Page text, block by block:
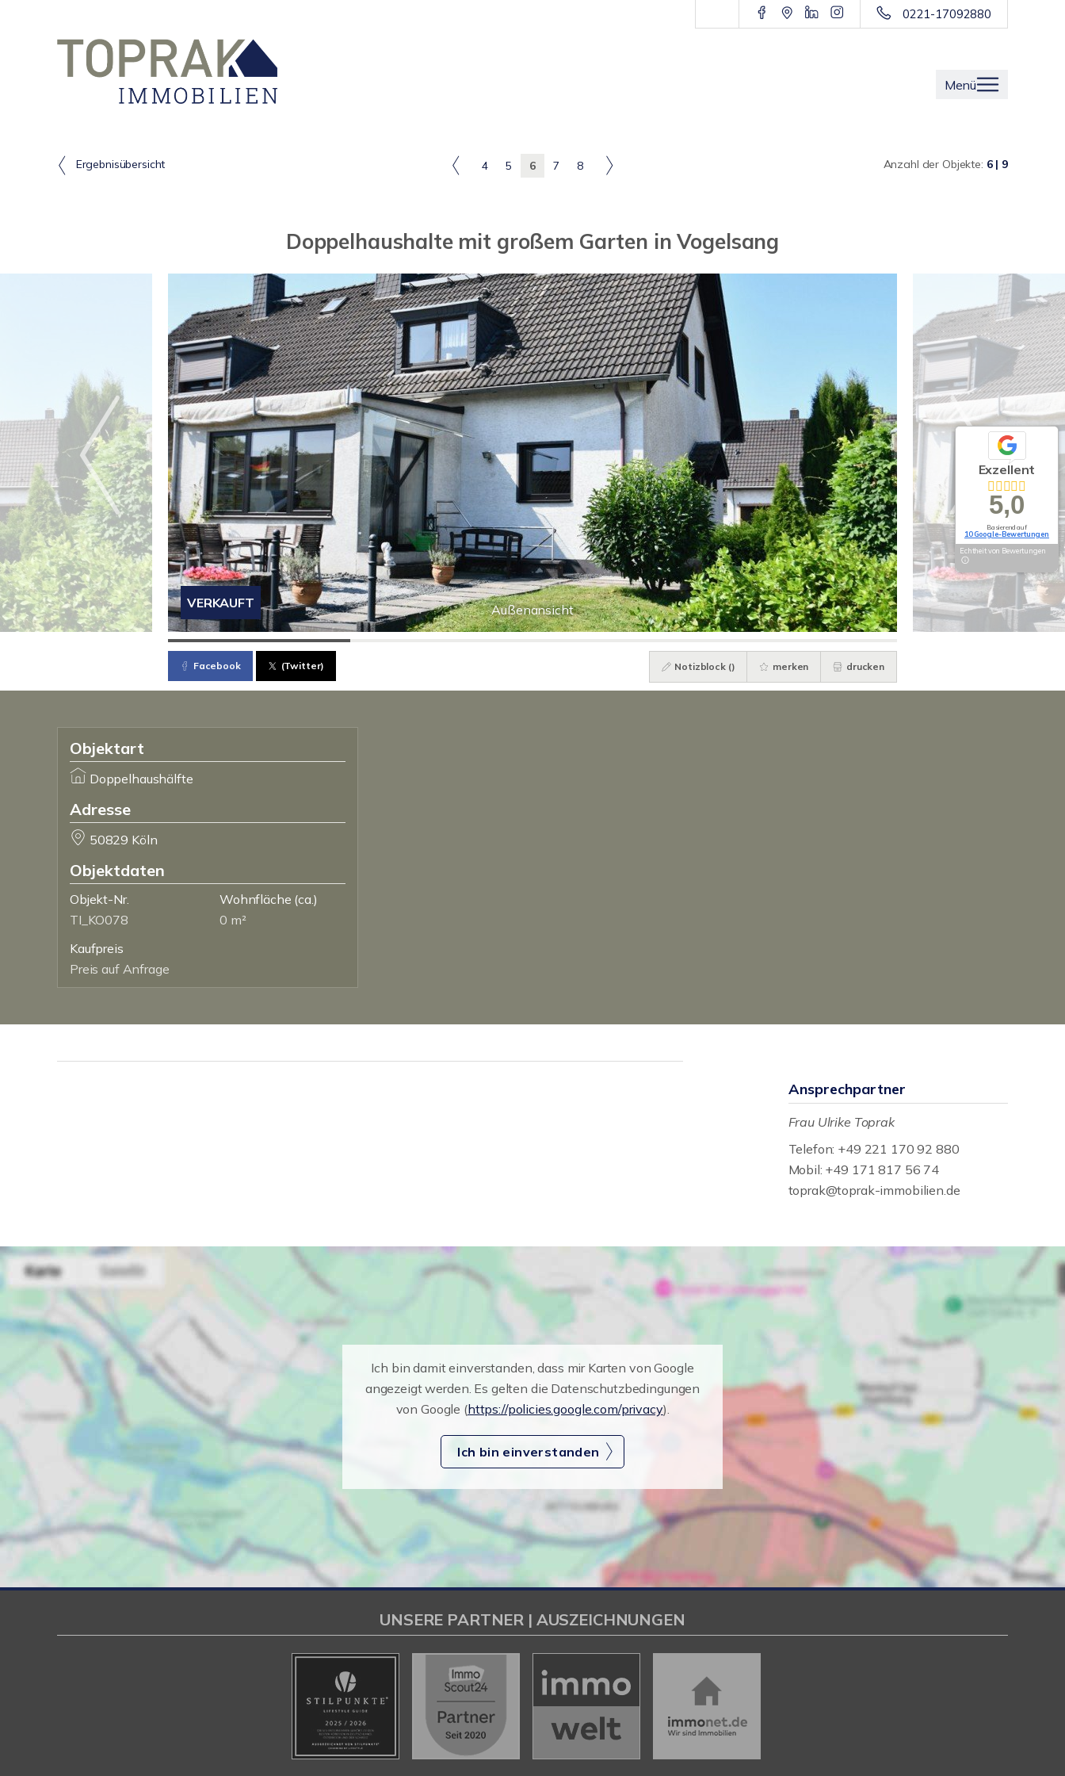
0221-17092880
Menü
Ergebnisübersicht 4 5 6 7 8 Anzahl der Objekte: 6 | 9
Doppelhaushalte mit großem Garten in Vogelsang
Außenansicht
VERKAUFT
Facebook (Twitter) Notizblock () merken drucken
Objektart
Doppelhaushälfte
Adresse
50829 Köln
Objektdaten
Objekt-Nr.
TI_KO078
Wohnfläche (ca.)
0 m²
Kaufpreis
Preis auf Anfrage
Ansprechpartner
Frau Ulrike Toprak
Telefon: +49 221 170 92 880
Mobil: +49 171 817 56 74
toprak@toprak-immobilien.de
Ich bin damit einverstanden, dass mir Karten von Google
angezeigt werden. Es gelten die Datenschutzbedingungen
von Google (https://policies.google.com/privacy).
Ich bin einverstanden
Exzellent
5,0
Basierend auf
10 Google-Bewertungen
Echtheit von Bewertungen
UNSERE PARTNER | AUSZEICHNUNGEN